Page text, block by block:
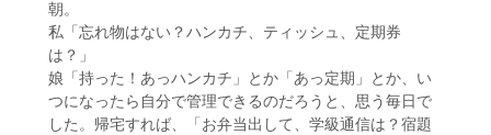
朝。
私「忘れ物はない？ハンカチ、ティッシュ、定期券
は？」
娘「持った！あっハンカチ」とか「あっ定期」とか、い
つになったら自分で管理できるのだろうと、思う毎日で
した。帰宅すれば、「お弁当出して、学級通信は？宿題